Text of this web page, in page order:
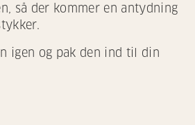
så der kommer en antydning
igen og pak den ind til din